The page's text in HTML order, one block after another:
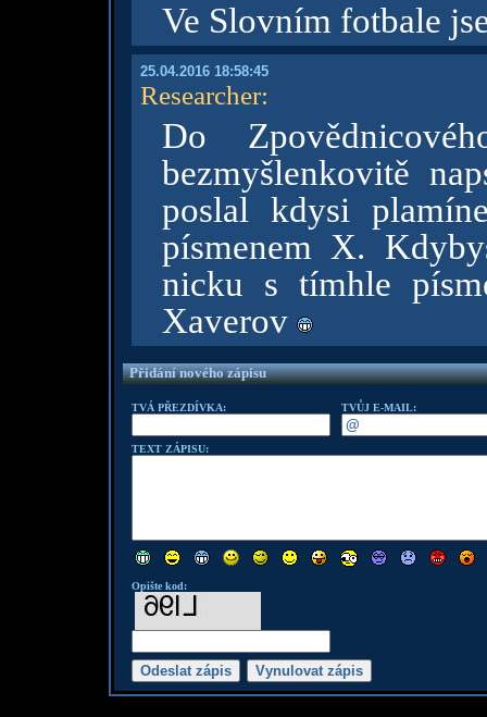
Ve Slovním fotbale
25.04.2016 18:58:45
Researcher:
Do
bezmyšlenkovitě
poslal kdysi
písmenem X.
nicku s tímhle
Xaverov
Přidání nového zápisu
TVÁ PŘEZDÍVKA: TVŮJ E-MAIL:
TEXT ZÁPISU:
Opište kod: